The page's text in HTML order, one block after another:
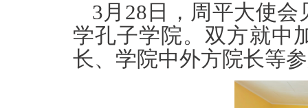
3月28日，周平大使
学孔子学院。双方就中
长、学院中外方院长等